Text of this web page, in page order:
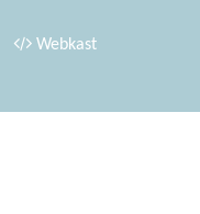
Webkast